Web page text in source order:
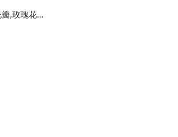
棉花糖,黄油,奶粉,杏仁,花生,开心果,南瓜籽、葵花籽,蔓越莓干,康仙花瓣,玫瑰花瓣